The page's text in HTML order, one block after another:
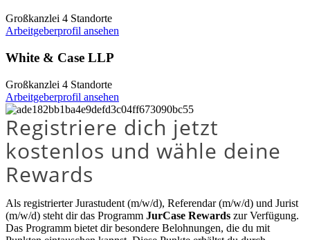
Großkanzlei 4 Standorte
Arbeitgeberprofil ansehen
White & Case LLP
Großkanzlei 4 Standorte
Arbeitgeberprofil ansehen
Registriere dich jetzt
kostenlos und wähle deine
Rewards
Als registrierter Jurastudent (m/w/d), Referendar (m/w/d) und Jurist
(m/w/d) steht dir das Programm JurCase Rewards zur Verfügung.
Das Programm bietet dir besondere Belohnungen, die du mit